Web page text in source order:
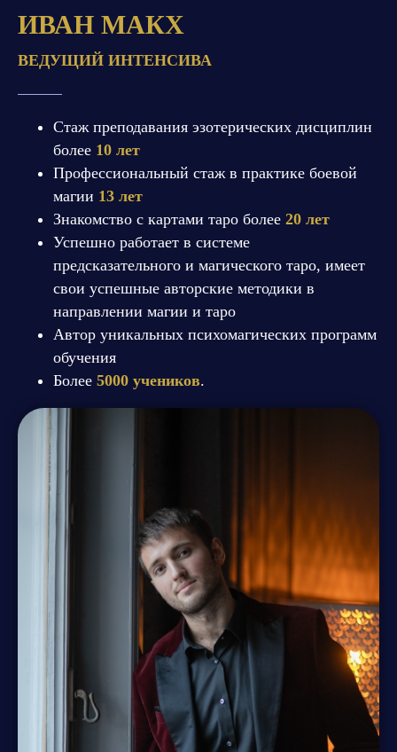
ИВАН МАКХ
ВЕДУЩИЙ ИНТЕНСИВА
Стаж преподавания эзотерических дисциплин
более 10 лет
Профессиональный стаж в практике боевой
магии 13 лет
Знакомство с картами таро более 20 лет
Успешно работает в системе
предсказательного и магического таро, имеет
свои успешные авторские методики в
направлении магии и таро
Автор уникальных психомагических программ
обучения
Более 5000 учеников.